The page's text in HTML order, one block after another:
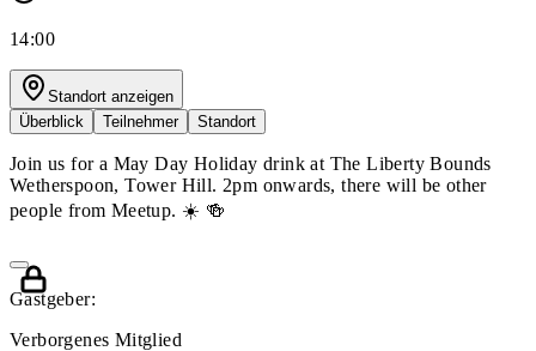
14:00
Standort anzeigen
Überblick
Teilnehmer Standort
Join us for a May Day Holiday drink at The Liberty Bounds
Wetherspoon, Tower Hill. 2pm onwards, there will be other
people from Meetup. ☀️ 🍻
Gastgeber:
Verborgenes Mitglied